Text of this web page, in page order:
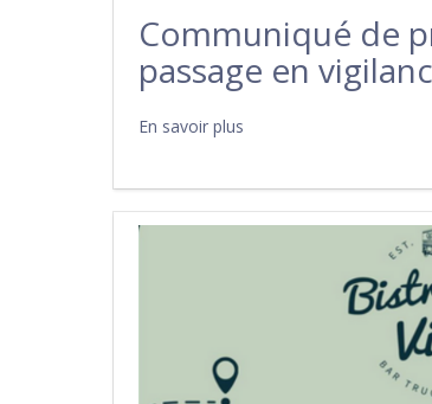
Communiqué de
passage en
En savoir plus